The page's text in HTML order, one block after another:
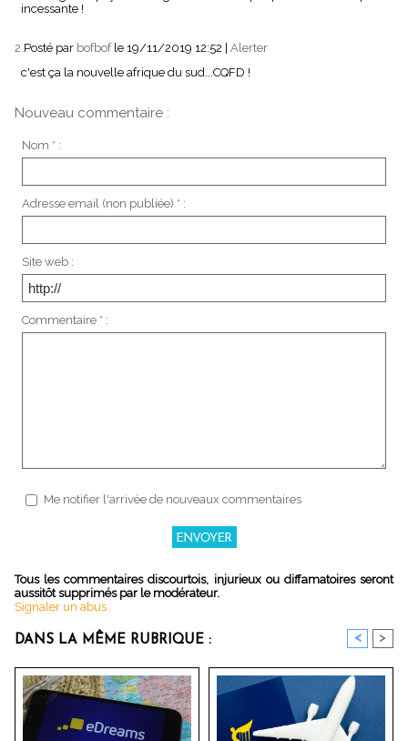
incessante !
2.Posté par bofbof le 19/11/2019 12:52
Alerter
c'est ça la nouvelle afrique du sud...CQFD !
Nouveau commentaire :
Nom * :
Adresse email (non publiée) * :
Site web :
Commentaire * :
Me notifier l'arrivée de nouveaux commentaires
Tous les commentaires discourtois, injurieux ou diffamatoires seront
aussitôt supprimés par le modérateur.
Signaler un abus
DANS LA MÊME RUBRIQUE : < >